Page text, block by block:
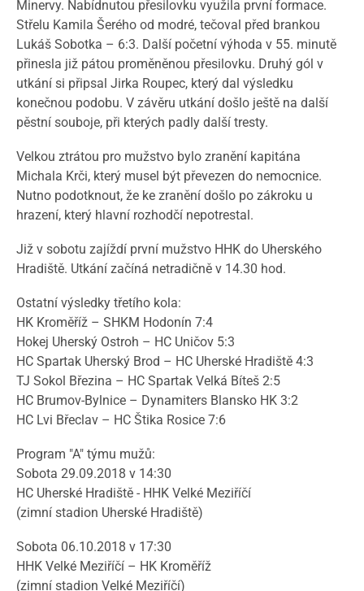
Minervy. Nabídnutou přesilovku využila první formace.
Střelu Kamila Šerého od modré, tečoval před brankou
Lukáš Sobotka – 6:3. Další početní výhoda v 55. minutě
přinesla již pátou proměněnou přesilovku. Druhý gól v
utkání si připsal Jirka Roupec, který dal výsledku
konečnou podobu. V závěru utkání došlo ještě na další
pěstní souboje, při kterých padly další tresty.
Velkou ztrátou pro mužstvo bylo zranění kapitána
Michala Krči, který musel být převezen do nemocnice.
Nutno podotknout, že ke zranění došlo po zákroku u
hrazení, který hlavní rozhodčí nepotrestal.
Již v sobotu zajíždí první mužstvo HHK do Uherského
Hradiště. Utkání začíná netradičně v 14.30 hod.
Ostatní výsledky třetího kola:
HK Kroměříž – SHKM Hodonín 7:4
Hokej Uherský Ostroh – HC Uničov 5:3
HC Spartak Uherský Brod – HC Uherské Hradiště 4:3
TJ Sokol Březina – HC Spartak Velká Bíteš 2:5
HC Brumov-Bylnice – Dynamiters Blansko HK 3:2
HC Lvi Břeclav – HC Štika Rosice 7:6
Program "A" týmu mužů:
Sobota 29.09.2018 v 14:30
HC Uherské Hradiště - HHK Velké Meziříčí
(zimní stadion Uherské Hradiště)
Sobota 06.10.2018 v 17:30
HHK Velké Meziříčí – HK Kroměříž
(zimní stadion Velké Meziříčí)